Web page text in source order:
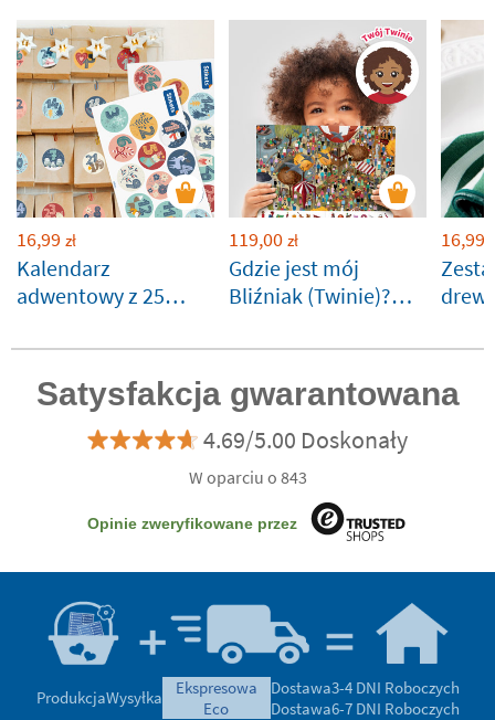
16,99 zł
Kalendarz
adwentowy z 25
119,00 zł
Gdzie jest mój
Bliźniak (Twinie)?
książeczka Stikets
16,99
Satysfakcja gwarantowana
4.69/5.00 Doskonały
W oparciu o 843
Opinie zweryfikowane przez
ProdukcjaWysyłka
ekspresowa
eco
Dostawa3-4 DNI Roboczych
Dostawa6-7 DNI Roboczych